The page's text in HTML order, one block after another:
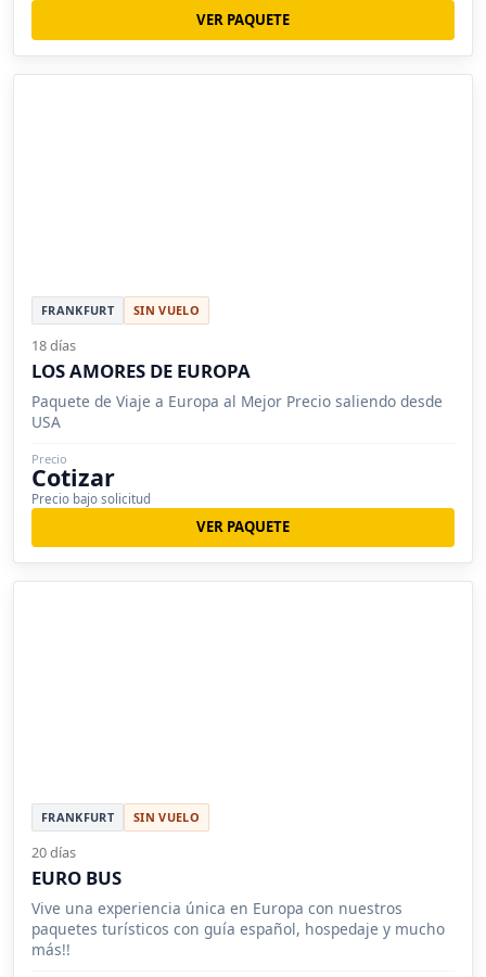
VER PAQUETE
FRANKFURT SIN VUELO
18 días
LOS AMORES DE EUROPA
Paquete de Viaje a Europa al Mejor Precio saliendo desde
USA
Precio
Cotizar
Precio bajo solicitud
VER PAQUETE
FRANKFURT SIN VUELO
20 días
EURO BUS
Vive una experiencia única en Europa con nuestros
paquetes turísticos con guía español, hospedaje y mucho
más!!